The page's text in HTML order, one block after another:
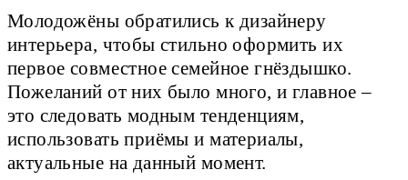
Молодожёны обратились к дизайнеру
интерьера, чтобы стильно оформить их
первое совместное семейное гнёздышко.
Пожеланий от них было много, и главное –
это следовать модным тенденциям,
использовать приёмы и материалы,
актуальные на данный момент.